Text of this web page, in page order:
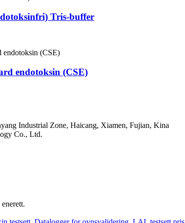
Tris-buffer
endotoksin (CSE)
Industrial Zone, Haicang, Xiamen, Fujian, Kina
Co., Ltd.